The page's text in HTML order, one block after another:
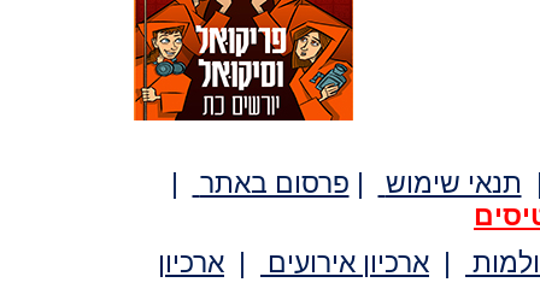
תנאי שימוש | פרסום באתר
|
| ארכיון אירועים | ארכיון